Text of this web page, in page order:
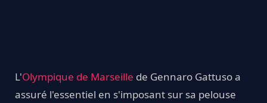
L'Olympique de Marseille de Gennaro Gattuso a
assuré l'essentiel en s'imposant sur sa pelouse